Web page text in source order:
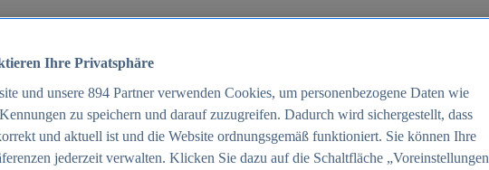
2025
Ihre Privatsphäre
und unsere 894 Partner verwenden Cookies, um personenbezogene Daten wie
zu speichern und darauf zuzugreifen. Dadurch wird sichergestellt, dass
und aktuell ist und die Website ordnungsgemäß funktioniert. Sie können Ihre
jederzeit verwalten. Klicken Sie dazu auf die Schaltfläche „Voreinstellungen